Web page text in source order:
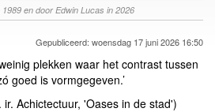
en door Edwin Lucas in 2026
Gepubliceerd: woensdag 17 juni 2026 16:50
plekken waar het contrast tussen
goed is vormgegeven.’
Achictectuur, 'Oases in de stad')